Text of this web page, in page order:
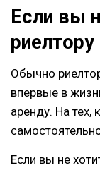
Если вы
риелтору
Обычно
впервые в
аренду. На тех,
Если вы не